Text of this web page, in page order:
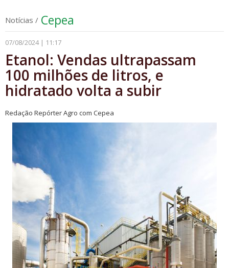
Notícias / Cepea
07/08/2024 | 11:17
Etanol: Vendas ultrapassam
100 milhões de litros, e
hidratado volta a subir
Redação Repórter Agro com Cepea